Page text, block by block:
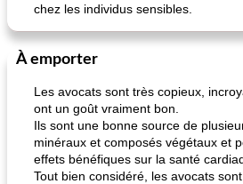
chez les individus sensibles.
À emporter
Les avocats sont très copieux,
ont un goût vraiment bon.
Ils sont une bonne source de
minéraux et composés végétaux et
effets bénéfiques sur la santé
Tout bien considéré, les avocats